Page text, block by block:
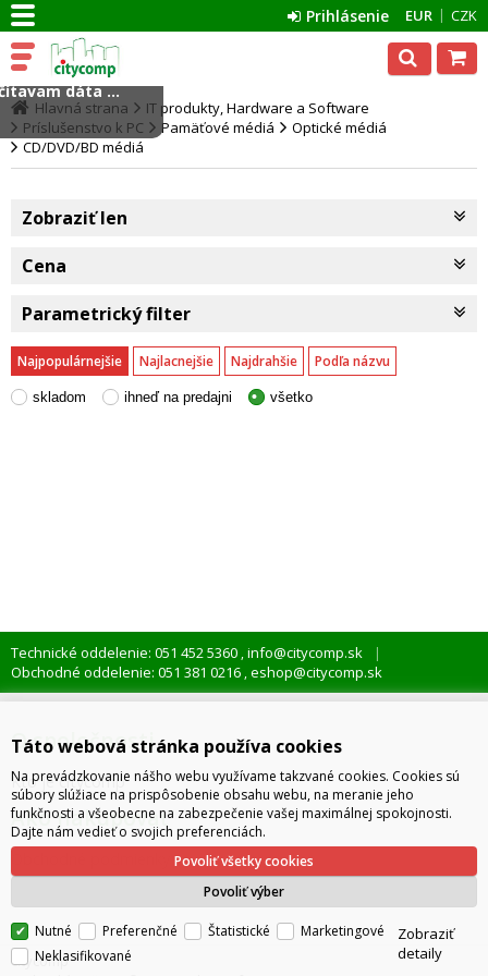
EUR CZK
Prihlásenie
Hlavná strana
IT produkty, Hardware a Software
Príslušenstvo k PC
Pamäťové médiá
Optické médiá
CD/DVD/BD médiá
Zobraziť len
Cena
Parametrický filter
Najpopulárnejšie Najlacnejšie Najdrahšie Podľa názvu
skladom ihneď na predajni všetko
Technické oddelenie: 051 452 5360 ,info@citycomp.sk
Obchodné oddelenie: 051 381 0216 ,eshop@citycomp.sk
O spoločnosti
Kto je citycomp
Ako nakupovať
citycomp
Táto webová stránka používa cookies
Na prevádzkovanie nášho webu využívame takzvané cookies. Cookies sú
súbory slúžiace na prispôsobenie obsahu webu, na meranie jeho
funkčnosti a všeobecne na zabezpečenie vašej maximálnej spokojnosti.
Dajte nám vedieť o svojich preferenciách.
Povoliť výber
Povoliť všetky cookies
Nutné Preferenčné Štatistické
Marketingové
Neklasifikované
Zobraziť
detaily
dáta ...